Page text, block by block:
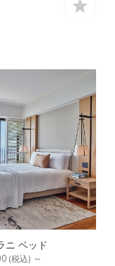
ニ ベッド
(税込) ～